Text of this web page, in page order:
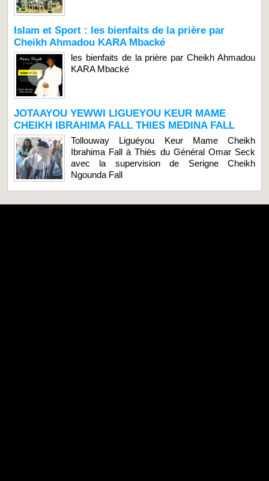
Islam et Sport : les bienfaits de la prière par
Cheikh Ahmadou KARA Mbacké
les bienfaits de la prière par Cheikh Ahmadou
KARA Mbacké
JOTAAYOU YEWWI LIGUEYOU KEUR MAME
CHEIKH IBRAHIMA FALL THIES MEDINA FALL
Tollouway Liguéyou Keur Mame Cheikh
Ibrahima Fall à Thiés du Général Omar Seck
avec la supervision de Serigne Cheikh
Ngounda Fall